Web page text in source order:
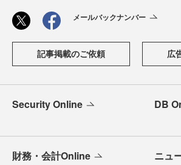
メールバックナンバー
記事掲載のご依頼 広
Security Online DB
財務・会計Online ニュ